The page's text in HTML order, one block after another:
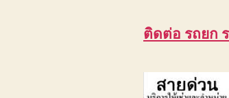
ติดต่อ รถยก